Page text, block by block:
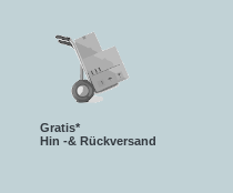
Gratis*
Hin -& Rückversand